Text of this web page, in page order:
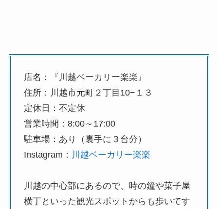
店名：『川越ベーカリー楽楽』
住所：川越市元町２丁目10−１３
定休日：不定休
営業時間：8:00～17:00
駐車場：あり（裏手に３台分）
Instagram： 川越ベーカリー楽楽
川越の中心部にあるので、時の鐘や菓子屋
横丁といった観光スポットからも歩いてす